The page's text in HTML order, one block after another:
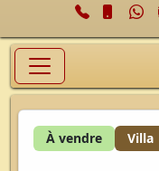
À vendre Villa